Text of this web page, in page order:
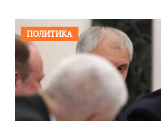
ПОЛИТИКА